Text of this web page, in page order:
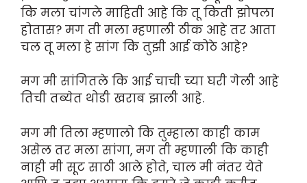
कि मला चांगले माहिती आहे कि तू किती झोपला
होतास? मग ती मला म्हणाली ठीक आहे तर आता
चल तू मला हे सांग कि तुझी आई कोठे आहे?
मग मी सांगितले कि आई चाची च्या घरी गेली आहे
तिची तब्येत थोडी खराब झाली आहे.
मग मी तिला म्हणालो कि तुम्हाला काही काम
असेल तर मला सांगा, मग ती म्हणाली कि काही
नाही मी सूट साठी आले होते, चाल मी नंतर येते